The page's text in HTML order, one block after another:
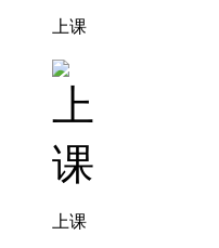
上课
上课